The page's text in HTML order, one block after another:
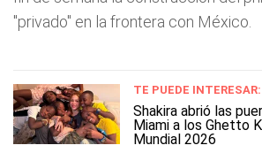
"privado" en la frontera con México.
TE PUEDE INTERESAR:
Shakira abrió las
Miami a los Ghetto
Mundial 2026